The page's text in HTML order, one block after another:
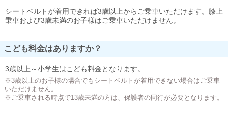
シートベルトが着用できれば3歳以上からご乗車いただけます。膝上
乗車および3歳未満のお子様はご乗車いただけません。
こども料金はありますか？
3歳以上～小学生はこども料金となります。
※3歳以上のお子様の場合でもシートベルトが着用できない場合はご乗車
いただけません。
※ご乗車される時点で13歳未満の方は、保護者の同行が必要となります。